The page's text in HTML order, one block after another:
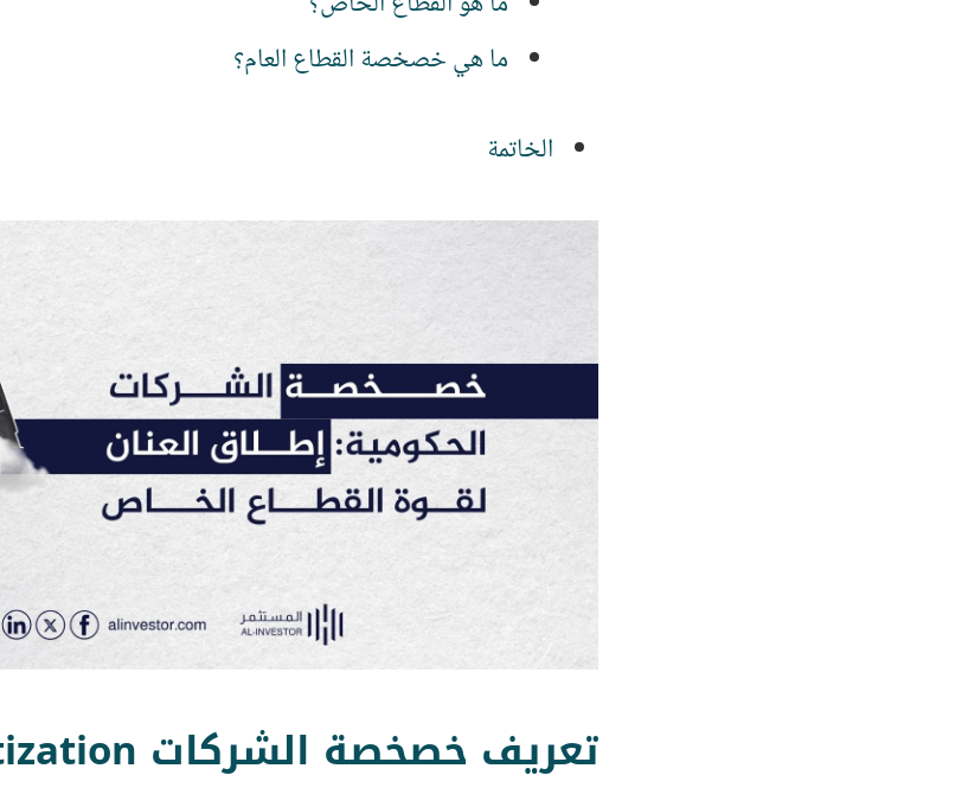
ما هي خصخصة القطاع العام؟
الخاتمة
تعريف خصخصة الشركات Privatization